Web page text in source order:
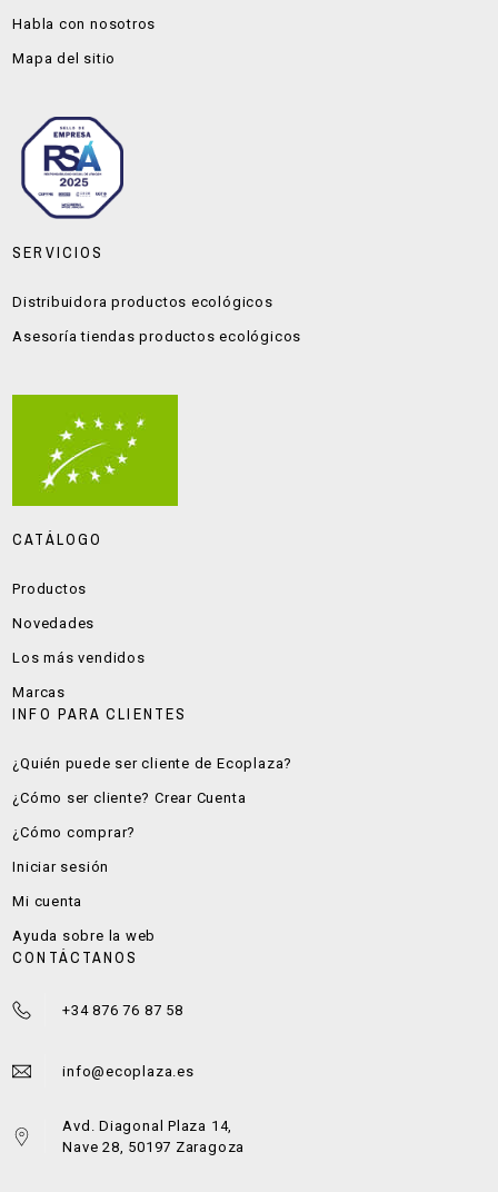
Habla con nosotros
Mapa del sitio
SERVICIOS
Distribuidora productos ecológicos
Asesoría tiendas productos ecológicos
CATÁLOGO
Productos
Novedades
Los más vendidos
Marcas
INFO PARA CLIENTES
¿Quién puede ser cliente de Ecoplaza?
¿Cómo ser cliente? Crear Cuenta
¿Cómo comprar?
Iniciar sesión
Mi cuenta
Ayuda sobre la web
CONTÁCTANOS
+34 876 76 87 58
info@ecoplaza.es
Avd. Diagonal Plaza 14,
Nave 28, 50197 Zaragoza